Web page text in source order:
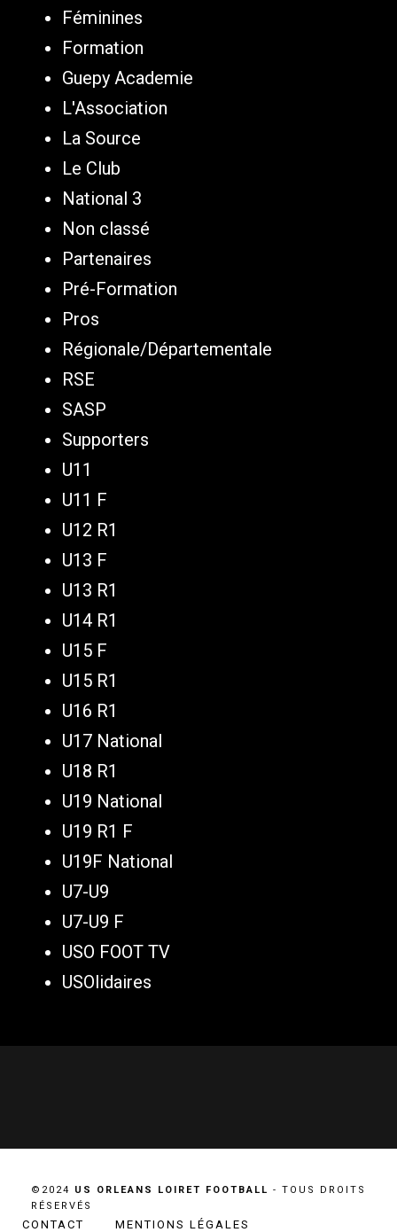
Féminines
Formation
Guepy Academie
L'Association
La Source
Le Club
National 3
Non classé
Partenaires
Pré-Formation
Pros
Régionale/Départementale
RSE
SASP
Supporters
U11
U11 F
U12 R1
U13 F
U13 R1
U14 R1
U15 F
U15 R1
U16 R1
U17 National
U18 R1
U19 National
U19 R1 F
U19F National
U7-U9
U7-U9 F
USO FOOT TV
USOlidaires
©2024 US ORLEANS LOIRET FOOTBALL - TOUS DROITS
RÉSERVÉS
CONTACT MENTIONS LÉGALES